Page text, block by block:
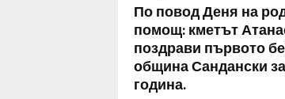
По повод Деня на
помощ: кметът
поздрави първото
община Сандански
година.